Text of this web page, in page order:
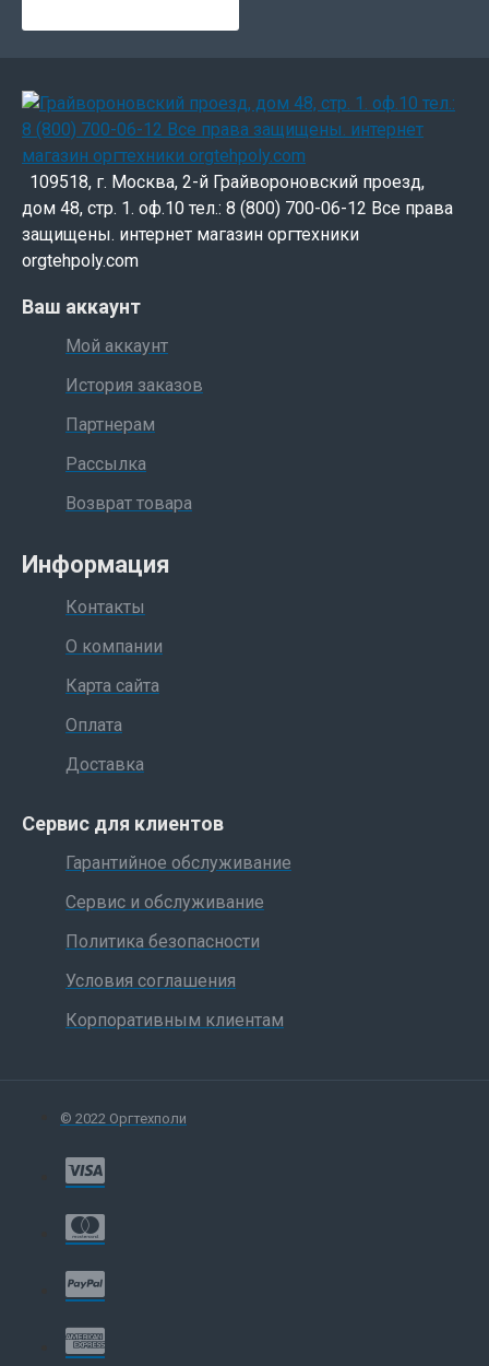
109518, г. Москва, 2-й Грайвороновский проезд,
дом 48, стр. 1. оф.10 тел.: 8 (800) 700-06-12 Все права
защищены. интернет магазин оргтехники
orgtehpoly.com
Ваш аккаунт
Мой аккаунт
История заказов
Партнерам
Рассылка
Возврат товара
Информация
Контакты
О компании
Карта сайта
Оплата
Доставка
Сервис для клиентов
Гарантийное обслуживание
Сервис и обслуживание
Политика безопасности
Условия соглашения
Корпоративным клиентам
© 2022 Оргтехполи